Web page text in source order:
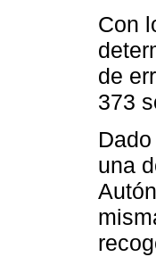
Con
de
373
una